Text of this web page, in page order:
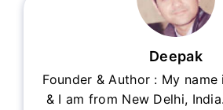
Deepak
Founder & Author : My name
& I am from New Delhi,